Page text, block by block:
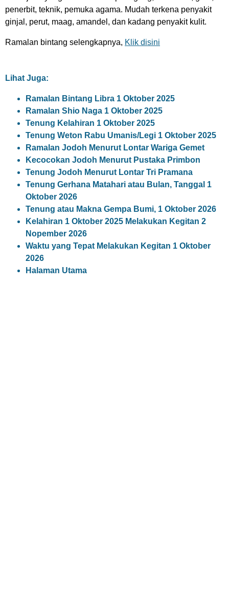
penerbit, teknik, pemuka agama. Mudah terkena penyakit
ginjal, perut, maag, amandel, dan kadang penyakit kulit.
Ramalan bintang selengkapnya, Klik disini
Lihat Juga:
Ramalan Bintang Libra 1 Oktober 2025
Ramalan Shio Naga 1 Oktober 2025
Tenung Kelahiran 1 Oktober 2025
Tenung Weton Rabu Umanis/Legi 1 Oktober 2025
Ramalan Jodoh Menurut Lontar Wariga Gemet
Kecocokan Jodoh Menurut Pustaka Primbon
Tenung Jodoh Menurut Lontar Tri Pramana
Tenung Gerhana Matahari atau Bulan, Tanggal 1
Oktober 2026
Tenung atau Makna Gempa Bumi, 1 Oktober 2026
Kelahiran 1 Oktober 2025 Melakukan Kegitan 2
Nopember 2026
Waktu yang Tepat Melakukan Kegitan 1 Oktober
2026
Halaman Utama